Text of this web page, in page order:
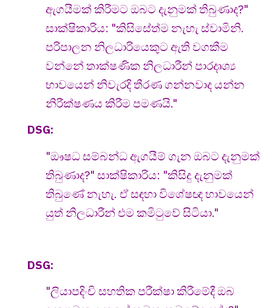
ඇගයීමක් කිරීමට ඔබට දැනුමක් තිබුණාද?"
සාක්ෂිකාරිය: "කිසිසේත්ම නැහැ ස්වාමිනි.
පරිපාලන නිලධාරියෙකුට ඇති වගකීම
වන්නේ තාක්ෂණික නිලධාරීන් පාරදෘශ්‍ය
භාවයෙන් නිවැරදි තීරණ ගන්නවාද යන්න
නිරීක්ෂණය කිරීම පමණයි."
DSG:
"ඖෂධ සම්බන්ධ ඇගයීම් ගැන ඔබට දැනුමක්
තිබුණාද?" සාක්ෂිකාරිය: "කිසිදු දැනුමක්
තිබුණේ නැහැ. ඒ සඳහා විශේෂඥ භාවයෙන්
යුත් නිලධාරීන් එම කමිටුවේ සිටියා."
DSG:
"ලියාපදිංචි සහතික පරීක්ෂා කිරීමේදී ඔබ